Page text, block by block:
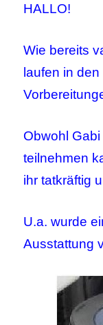
HALLO!
Wie bereits
laufen in
Obwohl
teilnehmen
ihr tatkräftig
U.a. wurde
Ausstattung